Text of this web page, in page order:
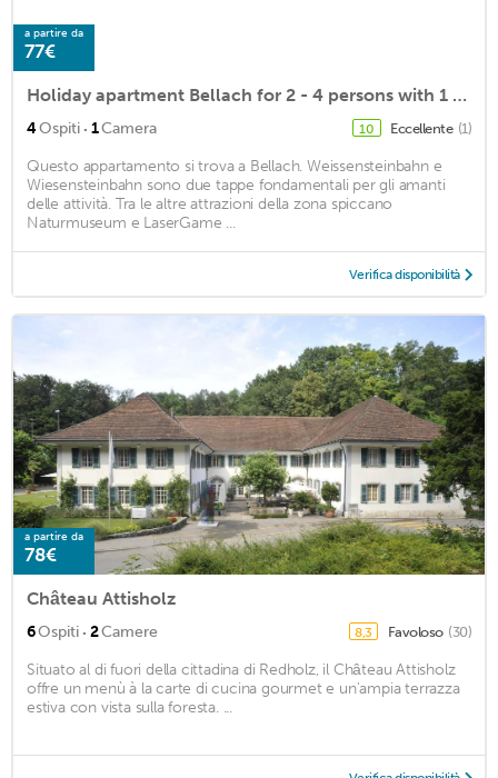
a partire da
77€
Holiday apartment Bellach for 2 - 4 persons with 1 bedroom - Holiday apartment in a villa
4Ospiti · 1Camera 10 Eccellente (1)
Questo appartamento si trova a Bellach. Weissensteinbahn e
Wiesensteinbahn sono due tappe fondamentali per gli amanti
delle attività. Tra le altre attrazioni della zona spiccano
Naturmuseum e LaserGame ...
Verifica disponibilità
a partire da
78€
Château Attisholz
6Ospiti · 2Camere 8,3 Favoloso (30)
Situato al di fuori della cittadina di Redholz, il Château Attisholz
offre un menù à la carte di cucina gourmet e un'ampia terrazza
estiva con vista sulla foresta. ...